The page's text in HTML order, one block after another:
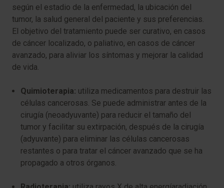
según el estadio de la enfermedad, la ubicación del
tumor, la salud general del paciente y sus preferencias.
El objetivo del tratamiento puede ser curativo, en casos
de cáncer localizado, o paliativo, en casos de cáncer
avanzado, para aliviar los síntomas y mejorar la calidad
de vida.
Quimioterapia: utiliza medicamentos para destruir las
células cancerosas. Se puede administrar antes de la
cirugía (neoadyuvante) para reducir el tamaño del
tumor y facilitar su extirpación, después de la cirugía
(adyuvante) para eliminar las células cancerosas
restantes o para tratar el cáncer avanzado que se ha
propagado a otros órganos.